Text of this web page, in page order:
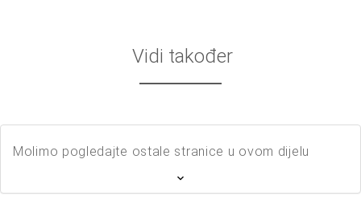
Vidi također
Molimo pogledajte ostale stranice u ovom dijelu